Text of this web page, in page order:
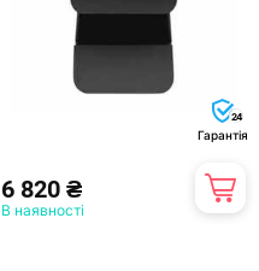
24
Гарантія
6 820 ₴
В наявності